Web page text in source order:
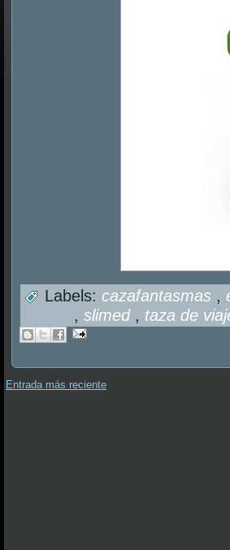
Labels: cazafantasmas ,
,slimed , taza de
Entrada más reciente